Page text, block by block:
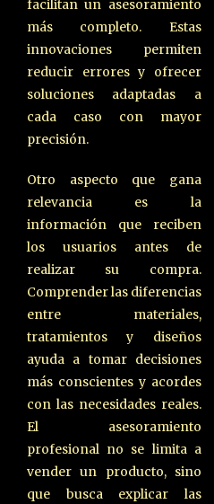
facilitan un asesoramiento
más completo. Estas
innovaciones permiten
reducir errores y ofrecer
soluciones adaptadas a
cada caso con mayor
precisión.
Otro aspecto que gana
relevancia es la
información que reciben
los usuarios antes de
realizar su compra.
Comprender las diferencias
entre materiales,
tratamientos y diseños
ayuda a tomar decisiones
más conscientes y acordes
con las necesidades reales.
El asesoramiento
profesional no se limita a
vender un producto, sino
que busca explicar las